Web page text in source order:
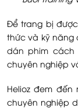
Để trang bị
thức và kỹ năng
dán phim cách
chuyên nghiệp
Helioz đem
chuyên nghiệp